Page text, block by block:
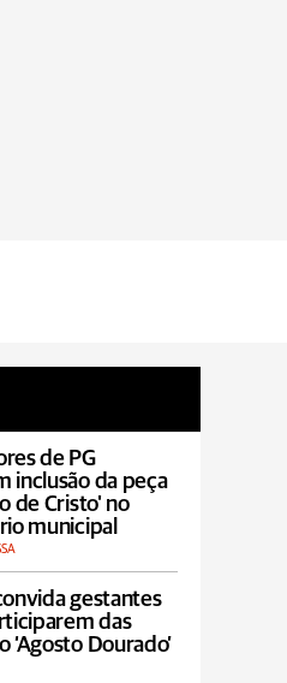
de PG
inclusão da peça
de Cristo' no
municipal
gestantes
das
‘Agosto Dourado’